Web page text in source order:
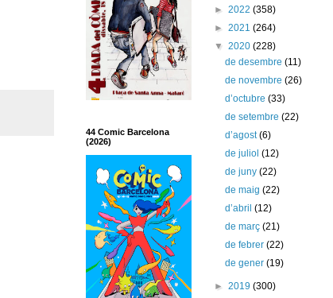
44 Comic Barcelona
(2026)
► 2022 (358)
► 2021 (264)
▼ 2020 (228)
de desembre(11)
de novembre(26)
d’octubre(33)
de setembre(22)
d’agost(6)
de juliol(12)
de juny(22)
de maig(22)
d’abril(12)
de març(21)
de febrer(22)
de gener(19)
► 2019 (300)